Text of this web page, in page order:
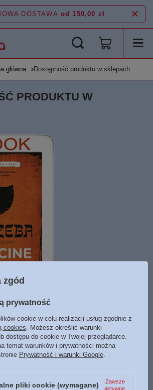
DOSTAWA od 150,00 zł
główna Dostępność produktu w sklepach
PRODUKTU W
cz.4 - Francine Rivers E-BOOK
zgód
prywatność
cookie w celu realizacji usług zgodnie z
cookies . Możesz określić warunki
dostępu do cookie w Twojej przeglądarce.
temat warunków i prywatności można
Prywatność i warunki Google
pliki cookie (wymagane)
Zawsze
aktywne